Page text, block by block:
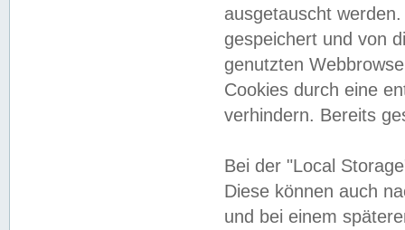
ausgetauscht
gespeichert und von
genutzten
Cookies durch eine
verhindern. Bereits
Bei der "Local
Diese können auch
und bei einem